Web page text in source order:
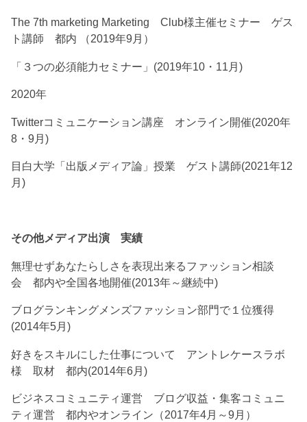
The 7th marketing Marketing Club様主催セミナー ゲス
ト講師 都内 （2019年9月）
「３つの必須能力セミナー」(2019年10・11月)
2020年
Twitterコミュニケーション講座 オンライン開催(2020年
8・9月)
目白大学「出版メディア論」授業 ゲスト講師(2021年12
月)
その他メディア出演 実績
無理せずあなたらしさを表現出来るファッション相談
会 都内や全国各地開催(2013年～継続中)
ブログランキングメンズファッション部門で１位獲得
(2014年5月)
好きをスキルにした仕事について アントレケースラボ
様 取材 都内(2014年6月)
ビジネスコミュニティ運営 ブログ収益・集客コミュニ
ティ運営 都内やオンライン（2017年4月～9月）